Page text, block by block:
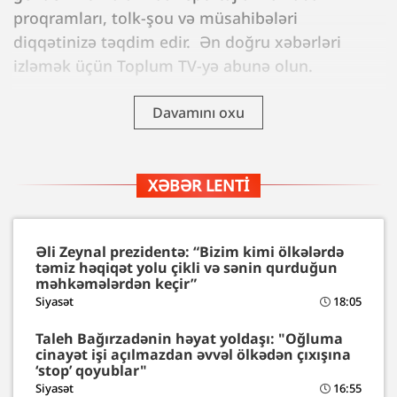
proqramları, tolk-şou və müsahibələri
diqqətinizə təqdim edir. Ən doğru xəbərləri
izləmək üçün Toplum TV-yə abunə olun.
Davamını oxu
XƏBƏR LENTI
Əli Zeynal prezidentə: “Bizim kimi ölkələrdə
təmiz həqiqət yolu çikli və sənin qurduğun
məhkəmələrdən keçir”
Siyasət 18:05
Taleh Bağırzadənin həyat yoldaşı: "Oğluma
cinayət işi açılmazdan əvvəl ölkədən çıxışına
‘stop’ qoyublar"
Siyasət 16:55